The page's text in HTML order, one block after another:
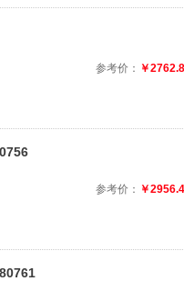
参考价： ￥
参考价： ￥